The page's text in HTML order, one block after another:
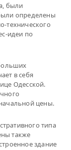
были
определены
технического
идеи по
в себя
Одесской.
цены.
типа
также
здание